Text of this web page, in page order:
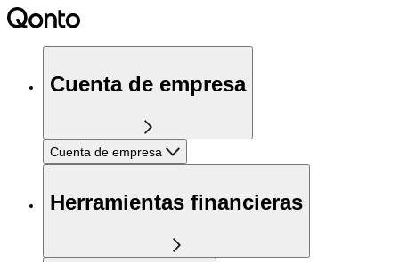
Cuenta de empresa
Cuenta de empresa
Herramientas financieras